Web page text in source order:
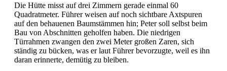
Die Hütte misst auf drei Zimmern gerade einmal 60
Quadratmeter. Führer weisen auf noch sichtbare Axtspuren
auf den behauenen Baumstämmen hin; Peter soll selbst beim
Bau von Abschnitten geholfen haben. Die niedrigen
Türrahmen zwangen den zwei Meter großen Zaren, sich
ständig zu bücken, was er laut Führer bevorzugte, weil es ihn
daran erinnerte, demütig zu bleiben.